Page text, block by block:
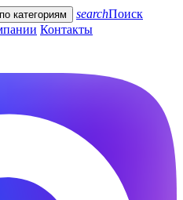
по категориям searchПоиск
Контакты